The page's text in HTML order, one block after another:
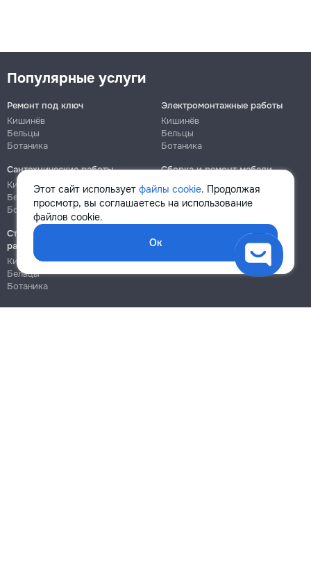
Этот сайт использует файлы cookie. Продолжая
просмотр, вы соглашаетесь на использование
файлов cookie.
Ок
Популярные услуги
Ремонт под ключ
Кишинёв
Бельцы
Ботаника
Электромонтажные работы
Кишинёв
Бельцы
Ботаника
Сантехнические работы
Кишинёв
Бельцы
Ботаника
Сборка и ремонт мебели
Кишинёв
Ботаника
Строительно-монтажные
работы
Кишинёв
Бельцы
Ботаника